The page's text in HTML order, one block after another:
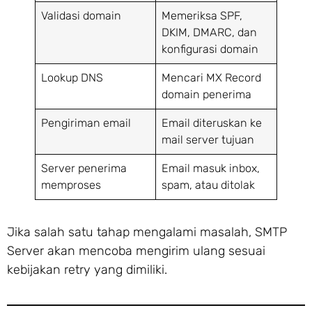
Validasi domain
Memeriksa SPF,
DKIM, DMARC, dan
konfigurasi domain
Lookup DNS
Mencari MX Record
domain penerima
Pengiriman email
Email diteruskan ke
mail server tujuan
Server penerima
memproses
Email masuk inbox,
spam, atau ditolak
Jika salah satu tahap mengalami masalah, SMTP
Server akan mencoba mengirim ulang sesuai
kebijakan retry yang dimiliki.